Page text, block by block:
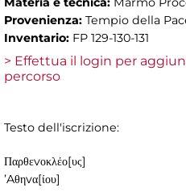
Provenienza: Tempio della
Inventario: FP 129-130-131
> Effettua il login per
percorso
Testo dell'iscrizione:
Παρθεvοκλέο[υς]
’Aθηvα[ίου]